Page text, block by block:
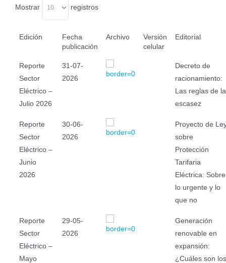
Mostrar registros
Edición
Fecha
publicación
Archivo
Versión
celular
Editorial
Reporte
Sector
Eléctrico –
Julio 2026
31-07-
2026
Decreto de
racionamiento:
Las reglas de la
escasez
Reporte
Sector
Eléctrico –
Junio
2026
30-06-
2026
Proyecto de
sobre
Protección
Tarifaria
Eléctrica: Sobre
lo urgente y lo
que no
Reporte
Sector
Eléctrico –
Mayo
29-05-
2026
Generación
renovable en
expansión:
¿Cuáles son los